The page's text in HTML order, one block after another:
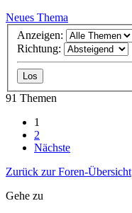
Neues Thema
Anzeigen:
Richtung:
91 Themen
1
2
Nächste
Zurück zur Foren-Übersicht
Gehe zu